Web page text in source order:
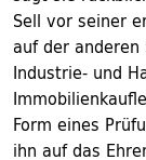
Sell vor seiner
auf der
Industrie- und
Form eines
ihn auf das